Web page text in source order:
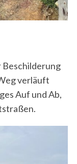
Beschilderung
verläuft
Auf und Ab,